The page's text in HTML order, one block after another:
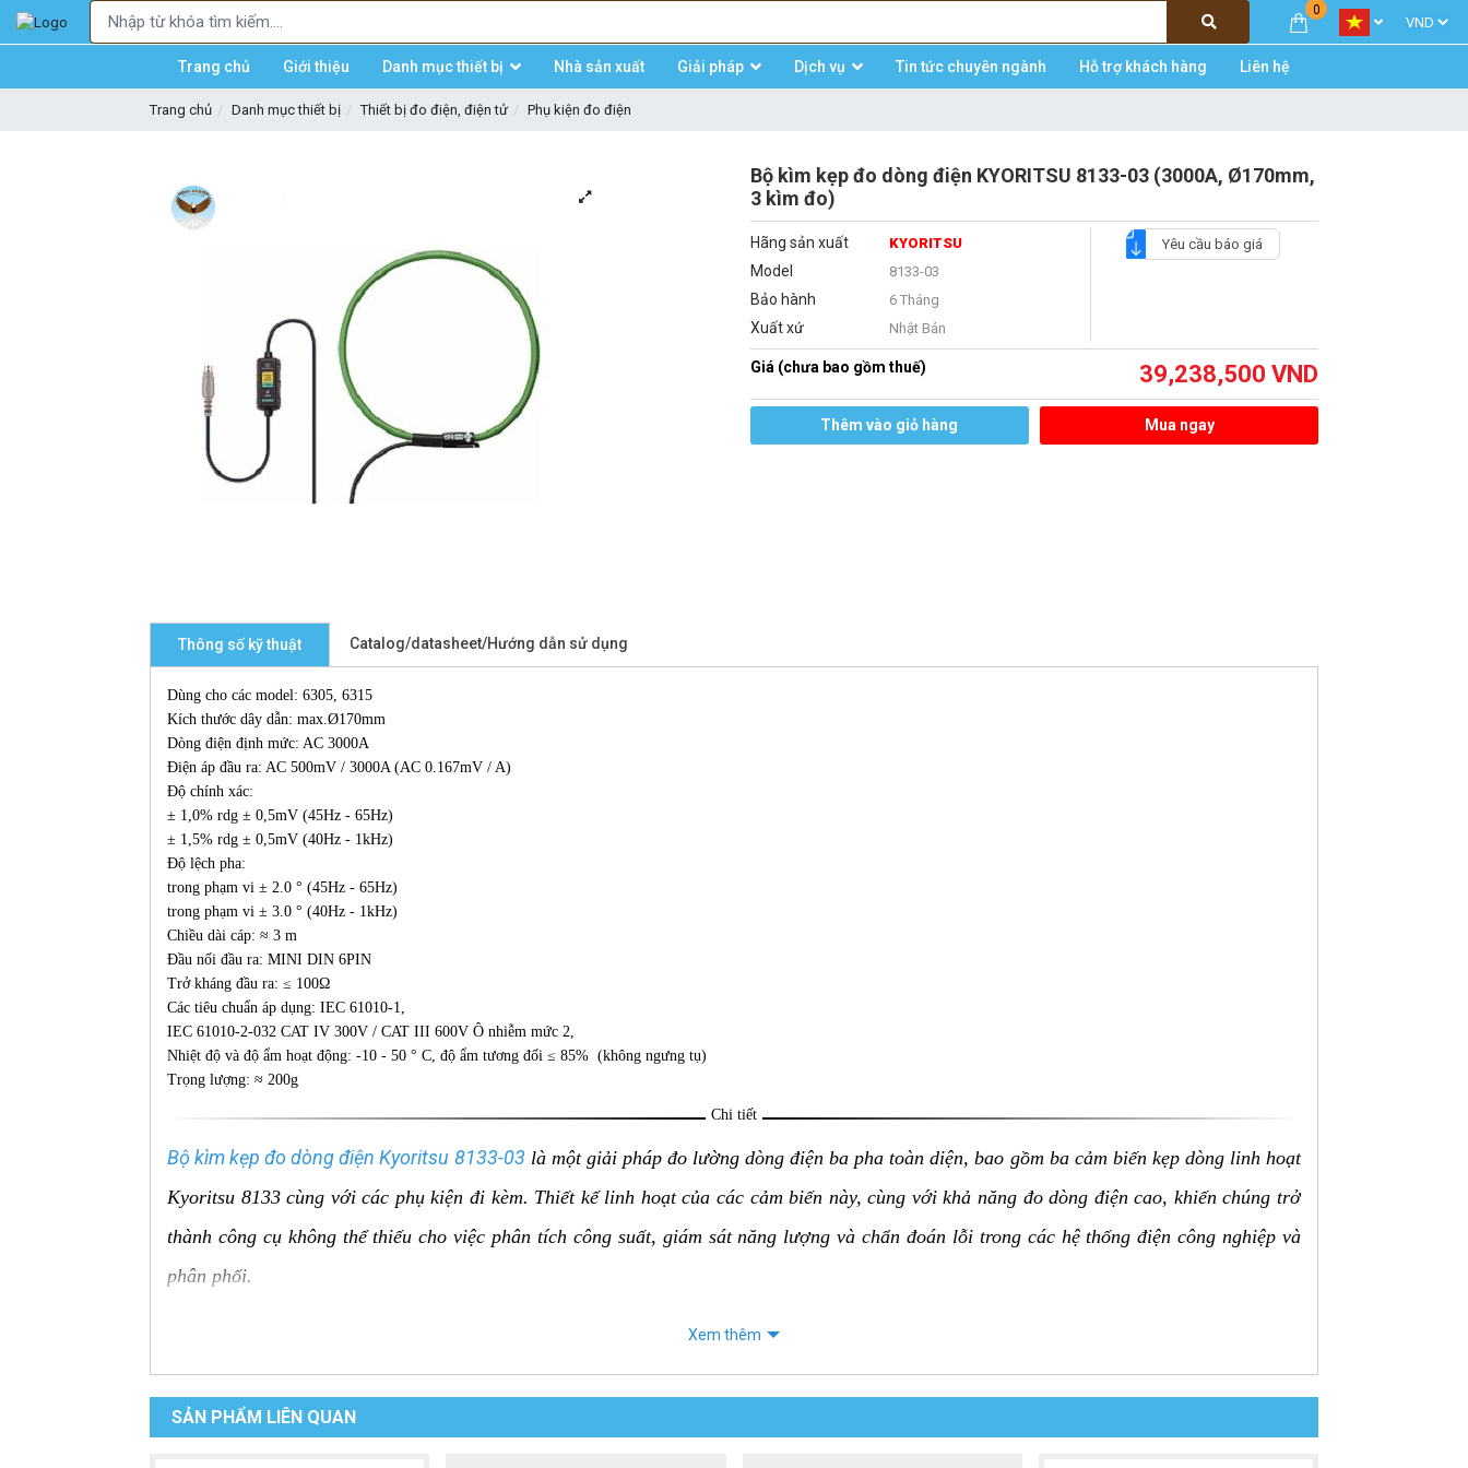
0
Trang chủ Giới thiệu Danh mục thiết bị Nhà sản xuất Giải pháp Dịch vụ Tin tức chuyên ngành Hỗ trợ khách hàng Liên hệ
Trang chủ Danh mục thiết bị Thiết bị đo điện, điện tử Phụ kiện đo điện
Bộ kìm kẹp đo dòng điện KYORITSU 8133-03 (3000A, Ø170mm,
3 kìm đo)
Hãng sản xuất KYORITSU
Model 8133-03
Bảo hành 6 Tháng
Xuất xứ Nhật Bản
Yêu cầu báo giá
Giá (chưa bao gồm thuế) 39,238,500 VND
Thêm vào giỏ hàng Mua ngay
Thông số kỹ thuật Catalog/datasheet/Hướng dẫn sử dụng
Dùng cho các model: 6305, 6315
Kích thước dây dẫn: max.Ø170mm
Dòng điện định mức: AC 3000A
Điện áp đầu ra: AC 500mV / 3000A (AC 0.167mV / A)
Độ chính xác:
± 1,0% rdg ± 0,5mV (45Hz - 65Hz)
± 1,5% rdg ± 0,5mV (40Hz - 1kHz)
Độ lệch pha:
trong phạm vi ± 2.0 ° (45Hz - 65Hz)
trong phạm vi ± 3.0 ° (40Hz - 1kHz)
Chiều dài cáp: ≈ 3 m
Đầu nối đầu ra: MINI DIN 6PIN
Trở kháng đầu ra: ≤ 100Ω
Các tiêu chuẩn áp dụng: IEC 61010-1,
IEC 61010-2-032 CAT IV 300V / CAT III 600V Ô nhiễm mức 2,
Nhiệt độ và độ ẩm hoạt động: -10 - 50 ° C, độ ẩm tương đối ≤ 85% (không ngưng tụ)
Trọng lượng: ≈ 200g
Chi tiết
Bộ kìm kẹp đo dòng điện Kyoritsu 8133-03là một giải pháp đo lường dòng điện ba pha toàn diện, bao gồm ba cảm biến kẹp dòng linh hoạt
Kyoritsu 8133 cùng với các phụ kiện đi kèm. Thiết kế linh hoạt của các cảm biến này, cùng với khả năng đo dòng điện cao, khiến chúng trở
thành công cụ không thể thiếu cho việc phân tích công suất, giám sát năng lượng và chẩn đoán lỗi trong các hệ thống điện công nghiệp và
phân phối.
lên đến 3000A và đường kính kẹp lên đến Ø170mm.
Phụ kiện đi kèm: Thường bao gồm túi đựng chung, đánh dấu cáp và sách hướng dẫn sử dụng.
Xem thêm
SẢN PHẨM LIÊN QUAN